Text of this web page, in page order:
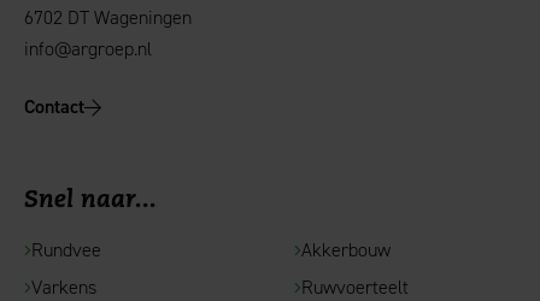
6702 DT Wageningen
info@argroep.nl
Contact
Snel naar...
Rundvee
Varkens
Akkerbouw
Ruwvoerteelt